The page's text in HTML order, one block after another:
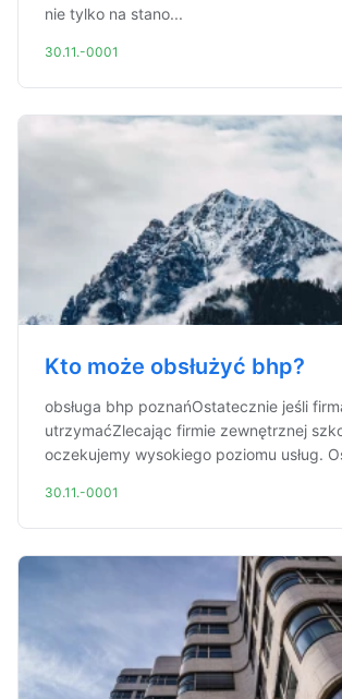
nie tylko na stano...
30.11.-0001
Kto może obsłużyć bhp?
obsługa bhp poznańOstatecznie jeśli
utrzymaćZlecając firmie zewnętrznej
oczekujemy wysokiego poziomu usług.
30.11.-0001